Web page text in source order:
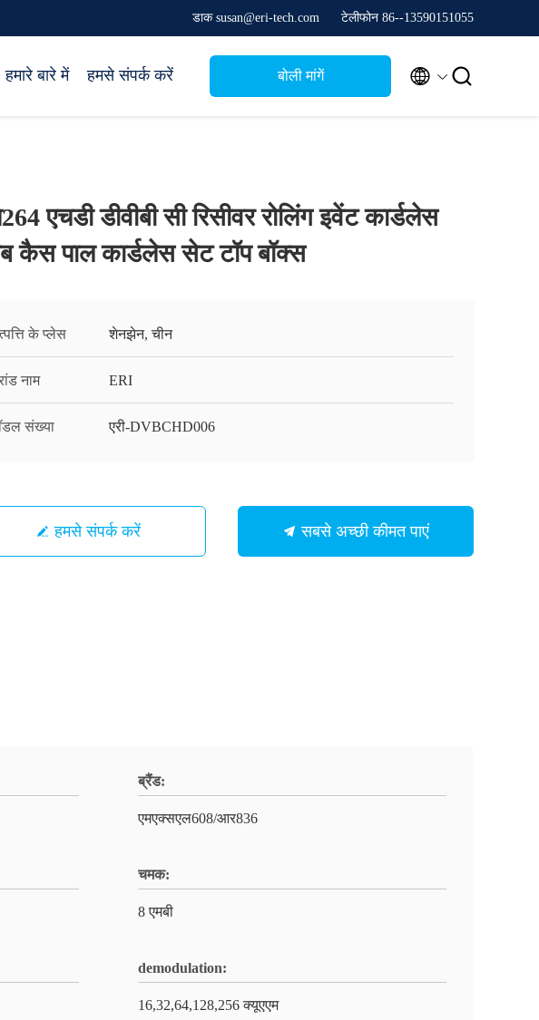
डाक susan@eri-tech.com टेलीफोन 86--13590151055
हमारे बारे में हमसे संपर्क करें बोली मांगें  
एचडी डीवीबी सी रिसीवर रोलिंग इवेंट कार्डलेस
कैस पाल कार्डलेस सेट टॉप बॉक्स
के प्लेस शेनझेन, चीन
नाम ERI
संख्या एरी-DVBCHD006
हमसे संपर्क करें सबसे अच्छी कीमत पाएं
ब्रैंड:
एमएक्सएल608/आर836
चमक:
8 एमबी
demodulation:
16,32,64,128,256 क्यूएएम